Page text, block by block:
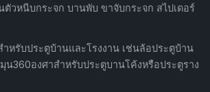
วหนีบกระจก บานพับ ขาจับกระจก สไปเดอร์
ำหรับประตูบ้านและโรงงาน เช่นล้อประตูบ้าน
น360องศาสำหรับประตูบานโค้งหรือประตูราง